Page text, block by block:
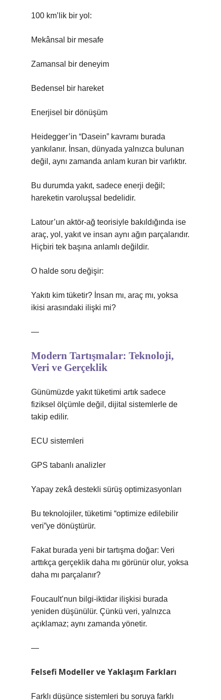
100 km’lik bir yol:
Mekânsal bir mesafe
Zamansal bir deneyim
Bedensel bir hareket
Enerjisel bir dönüşüm
Heidegger’in “Dasein” kavramı burada
yankılanır. İnsan, dünyada yalnızca bulunan
değil, aynı zamanda anlam kuran bir varlıktır.
Bu durumda yakıt, sadece enerji değil;
hareketin varoluşsal bedelidir.
Latour’un aktör-ağ teorisiyle bakıldığında ise
araç, yol, yakıt ve insan aynı ağın parçalarıdır.
Hiçbiri tek başına anlamlı değildir.
O halde soru değişir:
Yakıtı kim tüketir? İnsan mı, araç mı, yoksa
ikisi arasındaki ilişki mi?
—
Modern Tartışmalar: Teknoloji,
Veri ve Gerçeklik
Günümüzde yakıt tüketimi artık sadece
fiziksel ölçümle değil, dijital sistemlerle de
takip edilir.
ECU sistemleri
GPS tabanlı analizler
Yapay zekâ destekli sürüş optimizasyonları
Bu teknolojiler, tüketimi “optimize edilebilir
veri”ye dönüştürür.
Fakat burada yeni bir tartışma doğar: Veri
arttıkça gerçeklik daha mı görünür olur, yoksa
daha mı parçalanır?
Foucault’nun bilgi-iktidar ilişkisi burada
yeniden düşünülür. Çünkü veri, yalnızca
açıklamaz; aynı zamanda yönetir.
—
Felsefi Modeller ve Yaklaşım Farkları
Farklı düşünce sistemleri bu soruya farklı